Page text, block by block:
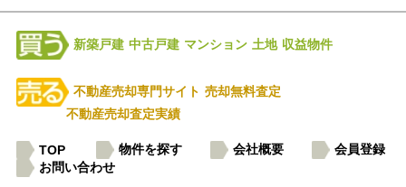
新築戸建 中古戸建 マンション 土地 収益物件
不動産売却専門サイト 売却無料査定
不動産売却査定実績
TOP 物件を探す 会社概要
会員登録
お問い合わせ